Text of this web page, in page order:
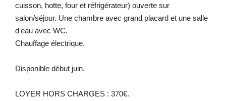
cuisson, hotte, four et réfrigérateur) ouverte sur
salon/séjour. Une chambre avec grand placard et une salle
d'eau avec WC.
Chauffage électrique.
Disponible début juin.
LOYER HORS CHARGES : 370€.